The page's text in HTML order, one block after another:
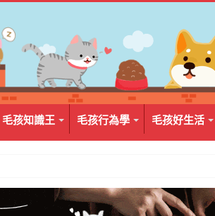
毛孩知識王 毛孩行為學 毛孩好生活